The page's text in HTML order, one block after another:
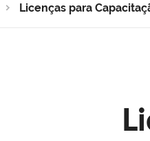
Licenças para